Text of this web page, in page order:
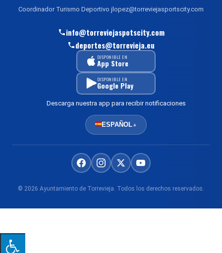
Coordinador Turismo Deportivo jlopez@torreviejasportscity.com
info@torreviejaspotscity.com
deportes@torrevieja.eu
DISPONIBLE EN
App Store
DISPONIBLE EN
Google Play
Descarga nuestra app para recibir notificaciones
ESPAÑOL▲
© 2026 Ayuntamiento de Torrevieja. Todos los derechos reservados.